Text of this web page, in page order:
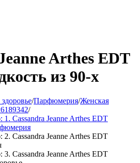
Arthes EDT
из 90-х
/Парфюмерия/Женская
/